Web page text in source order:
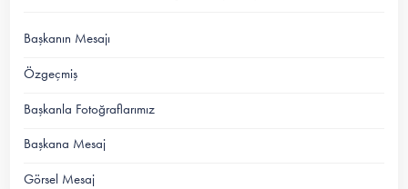
Başkanın Mesajı
Özgeçmiş
Başkanla Fotoğraflarımız
Başkana Mesaj
Görsel Mesaj